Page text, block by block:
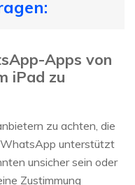
Apps von
iPad zu
zu achten, die
unterstützt
unsicher sein oder
Zustimmung